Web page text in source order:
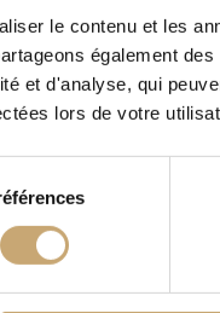
le contenu et les
également
et d'analyse, qui
lors de votre